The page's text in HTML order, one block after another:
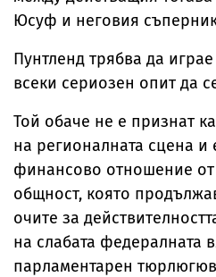
Юсуф и неговия
Пунтленд трябва да
всеки сериозен опит да
Той обаче не е признат
на регионалната сцена и
финансово отношение
общност, която
очите за
на слабата федералната
парламентарен